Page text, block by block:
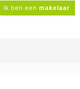
Ik ben een makelaar